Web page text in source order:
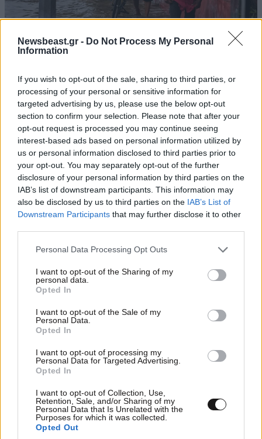
Newsbeast.gr - Do Not Process My Personal
Information
If you wish to opt-out of the sale, sharing to third parties, or
processing of your personal or sensitive information for
targeted advertising by us, please use the below opt-out
section to confirm your selection. Please note that after your
opt-out request is processed you may continue seeing
interest-based ads based on personal information utilized by
us or personal information disclosed to third parties prior to
your opt-out. You may separately opt-out of the further
disclosure of your personal information by third parties on the
IAB’s list of downstream participants. This information may
also be disclosed by us to third parties on the IAB’s List of
Downstream Participants that may further disclose it to other
Please note that this website/app uses one or more Google
not limited to your visit or usage behaviour. You may click to
grant or deny consent to Google and its third-party tags to
use your data for below specified purposes in below Google
consent section.
Personal Data Processing Opt Outs
I want to opt-out of the Sharing of my
personal data.
Opted In
I want to opt-out of the Sale of my
Personal Data.
Opted In
I want to opt-out of processing my
Personal Data for Targeted Advertising.
Opted In
I want to opt-out of Collection, Use,
Retention, Sale, and/or Sharing of my
Personal Data that Is Unrelated with the
Purposes for which it was collected.
Opted Out
Μουσώνες στην Ινδία: Χωριά βυθισμένα στο
νερό, χιλιάδες άνθρωποι χωρίς στέγη,
εκατοντάδες στρέμματα καλλιεργειών
καταστράφηκαν
NEWSBEAST
Google News
και μάθετε πρώτοι όλες τις ειδήσεις
ΣΧΌΛΙΑ ΑΝΑΓΝΩΣΤΏΝ